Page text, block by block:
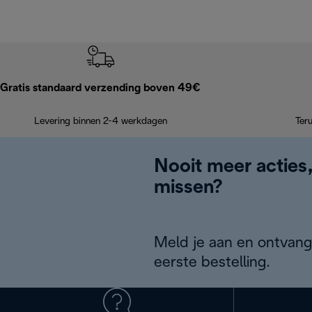
Gratis standaard verzending boven 49€
Levering binnen 2-4 werkdagen
Nooit meer
missen?
Meld je aan en
eerste bestelling.